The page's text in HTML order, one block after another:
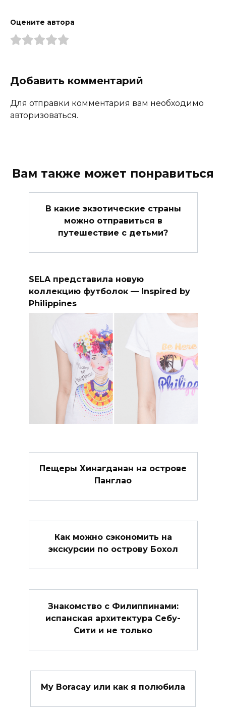
Оцените автора
Добавить комментарий
Для отправки комментария вам необходимо
авторизоваться.
Вам также может понравиться
В какие экзотические страны
можно отправиться в
путешествие с детьми?
SELA представила новую
коллекцию футболок — Inspired by
Philippines
Пещеры Хинагданан на острове
Панглао
Как можно сэкономить на
экскурсии по острову Бохол
Знакомство с Филиппинами:
испанская архитектура Себу-
Сити и не только
My Boracay или как я полюбила